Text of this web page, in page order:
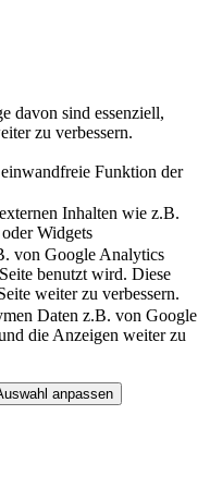
davon sind essenziell,
zu verbessern.
Funktion der
Inhalten wie z.B.
Widgets
von Google Analytics
benutzt wird. Diese
weiter zu verbessern.
Daten z.B. von Google
die Anzeigen weiter zu
anpassen